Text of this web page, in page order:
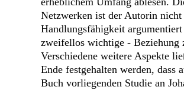
Netzwerken ist der Autorin
Handlungsfähigkeit
zweifellos wichtige -
Verschiedene weitere Aspekte
Ende festgehalten werden, dass
Buch vorliegenden Studie an